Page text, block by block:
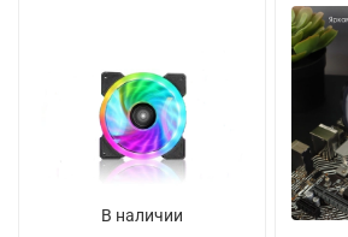
В наличии